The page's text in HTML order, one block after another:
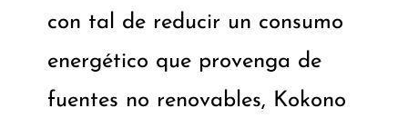
con tal de reducir un consumo
energético que provenga de
fuentes no renovables, Kokono